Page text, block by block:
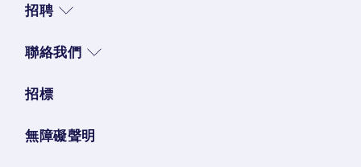
招聘
聯絡我們
招標
無障礙聲明